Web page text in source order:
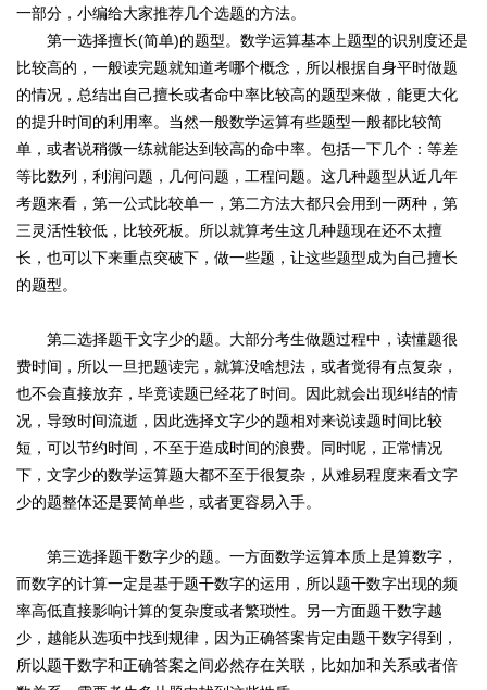
一部分，小编给大家推荐几个选题的方法。
第一选择擅长(简单)的题型。数学运算基本上题型的识别度还是
比较高的，一般读完题就知道考哪个概念，所以根据自身平时做题
的情况，总结出自己擅长或者命中率比较高的题型来做，能更大化
的提升时间的利用率。当然一般数学运算有些题型一般都比较简
单，或者说稍微一练就能达到较高的命中率。包括一下几个：等差
等比数列，利润问题，几何问题，工程问题。这几种题型从近几年
考题来看，第一公式比较单一，第二方法大都只会用到一两种，第
三灵活性较低，比较死板。所以就算考生这几种题现在还不太擅
长，也可以下来重点突破下，做一些题，让这些题型成为自己擅长
的题型。
第二选择题干文字少的题。大部分考生做题过程中，读懂题很
费时间，所以一旦把题读完，就算没啥想法，或者觉得有点复杂，
也不会直接放弃，毕竟读题已经花了时间。因此就会出现纠结的情
况，导致时间流逝，因此选择文字少的题相对来说读题时间比较
短，可以节约时间，不至于造成时间的浪费。同时呢，正常情况
下，文字少的数学运算题大都不至于很复杂，从难易程度来看文字
少的题整体还是要简单些，或者更容易入手。
第三选择题干数字少的题。一方面数学运算本质上是算数字，
而数字的计算一定是基于题干数字的运用，所以题干数字出现的频
率高低直接影响计算的复杂度或者繁琐性。另一方面题干数字越
少，越能从选项中找到规律，因为正确答案肯定由题干数字得到，
所以题干数字和正确答案之间必然存在关联，比如加和关系或者倍